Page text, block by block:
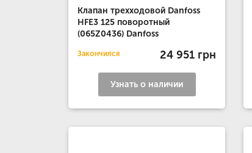
Клапан трехходовой Danfoss
HFE3 125 поворотный
(065Z0436) Danfoss
Закончился 24 951 грн
Узнать о наличии